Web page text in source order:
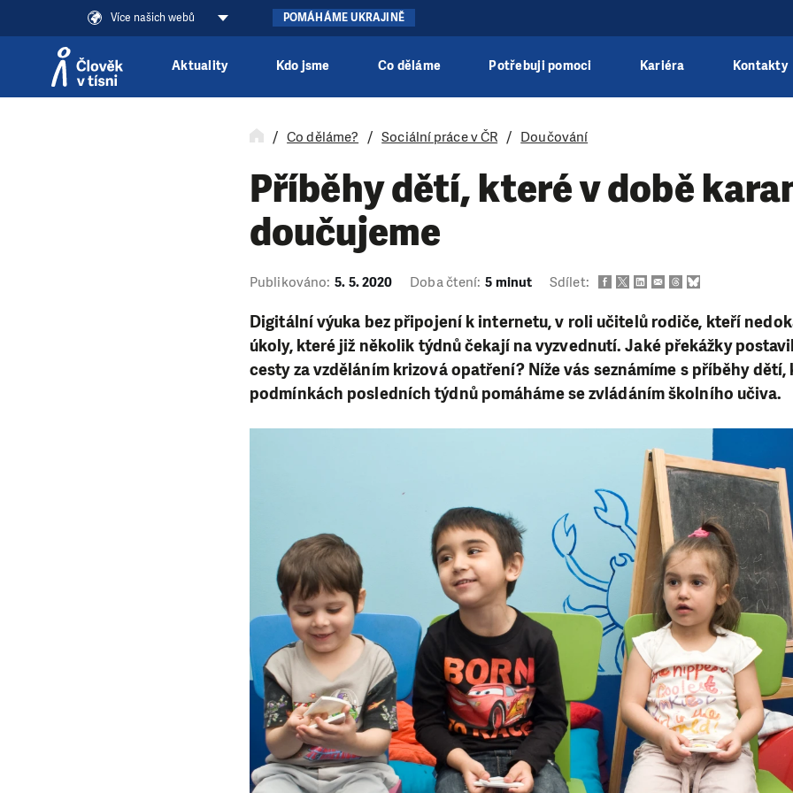
Více našich webů POMÁHÁME UKRAJINĚ
Aktuality Kdo jsme Co děláme Potřebuji pomoci Kariéra Kontakty
Co děláme? Sociální práce v ČR Doučování
Příběhy dětí, které v době
doučujeme
Publikováno: 5. 5. 2020 Doba čtení: 5 minut Sdílet:
Digitální výuka bez připojení k internetu, v roli učitelů rodiče, kteří
úkoly, které již několik týdnů čekají na vyzvednutí. Jaké překážky
cesty za vzděláním krizová opatření? Níže vás seznámíme s příběhy
podmínkách posledních týdnů pomáháme se zvládáním školního učiva.